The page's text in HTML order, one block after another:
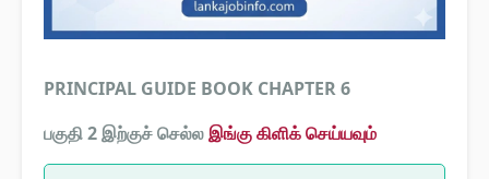
PRINCIPAL GUIDE BOOK CHAPTER 6
பகுதி 2 இற்குச் செல்லஇங்கு கிளிக் செய்யவும்